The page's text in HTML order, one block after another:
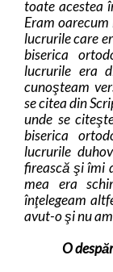
toate acestea
Eram
lucrurile care
biserica
lucrurile era
cunoşteam
se citea din
unde se
biserica
lucrurile
firească şi îmi
mea era
înţelegeam
avut-o şi nu
O